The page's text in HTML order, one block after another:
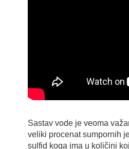
Sastav vode je veoma
veliki procenat sumpornih
sulfid koga ima u količini